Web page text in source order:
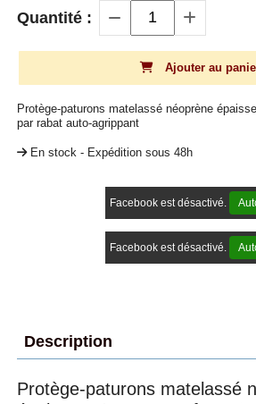
Quantité :
Ajouter au
Protège-paturons matelassé néoprène
par rabat auto-agrippant
En stock - Expédition sous 48h
Facebook est désactivé.
Facebook est désactivé.
Description
Protège-paturons matelassé